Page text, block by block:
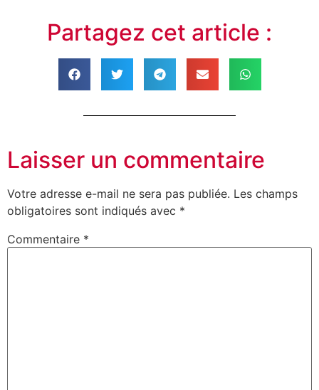
Partagez cet article :
Laisser un commentaire
Votre adresse e-mail ne sera pas publiée. Les champs
obligatoires sont indiqués avec *
Commentaire *